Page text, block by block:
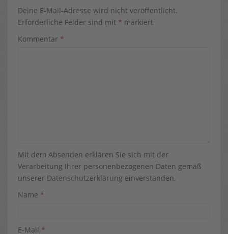
Deine E-Mail-Adresse wird nicht veröffentlicht.
Erforderliche Felder sind mit * markiert
Kommentar *
Mit dem Absenden erklären Sie sich mit der
Verarbeitung Ihrer personenbezogenen Daten gemäß
unserer Datenschutzerklärung einverstanden.
Name *
E-Mail *